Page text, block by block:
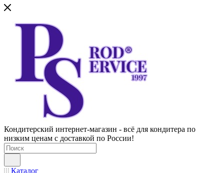
Кондитерский интернет-магазин - всё для кондитера по
низким ценам с доставкой по России!
Каталог